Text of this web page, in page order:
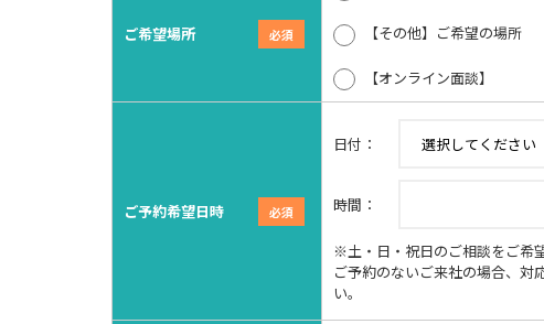
ご希望場所 【その他】ご希望の場所
【オンライン面談】
ご予約希望日時
日付：
時間：
※土・日・祝日のご相談をご希
ご予約のないご来社の場合、対
い。